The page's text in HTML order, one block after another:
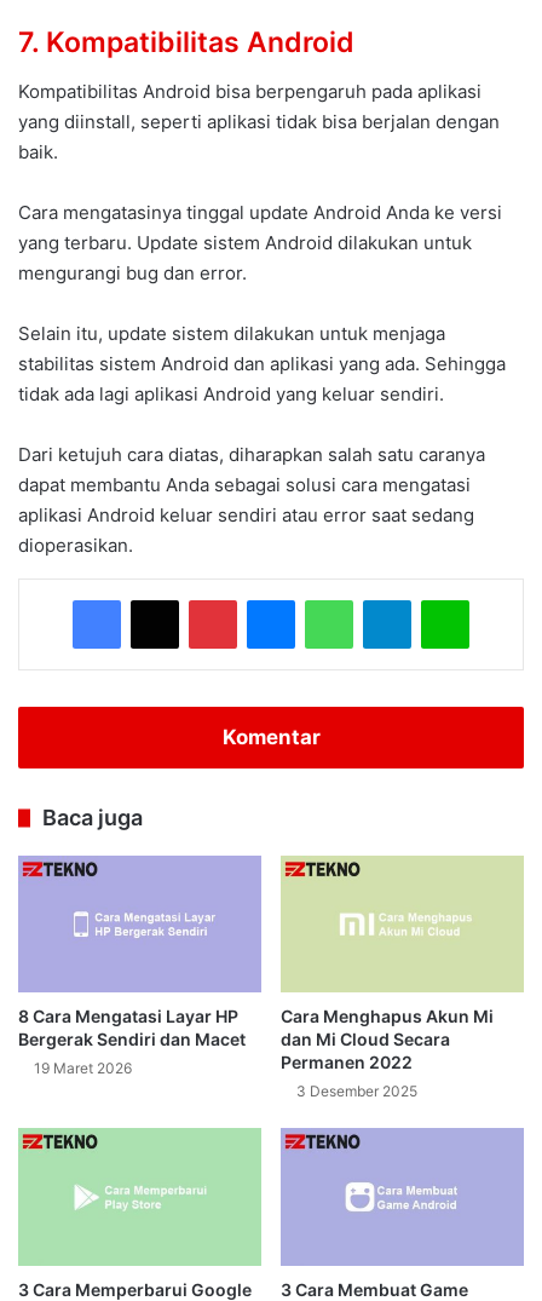
7. Kompatibilitas Android
Kompatibilitas Android bisa berpengaruh pada aplikasi
yang diinstall, seperti aplikasi tidak bisa berjalan dengan
baik.
Cara mengatasinya tinggal update Android Anda ke versi
yang terbaru. Update sistem Android dilakukan untuk
mengurangi bug dan error.
Selain itu, update sistem dilakukan untuk menjaga
stabilitas sistem Android dan aplikasi yang ada. Sehingga
tidak ada lagi aplikasi Android yang keluar sendiri.
Dari ketujuh cara diatas, diharapkan salah satu caranya
dapat membantu Anda sebagai solusi cara mengatasi
aplikasi Android keluar sendiri atau error saat sedang
dioperasikan.
Facebook
X PinterestMessengerWhatsAppTelegramLine
Komentar
Baca juga
8 Cara Mengatasi Layar HP
Bergerak Sendiri dan Macet
19 Maret 2026
Cara Menghapus Akun Mi
dan Mi Cloud Secara
Permanen 2022
3 Desember 2025
3 Cara Memperbarui Google 3 Cara Membuat Game